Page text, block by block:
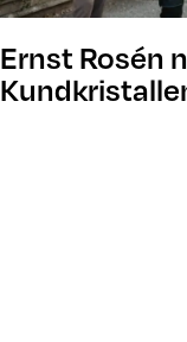
Ernst Rosén